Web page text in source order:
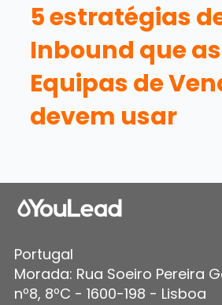
5 estratégias
Inbound que as
Equipas de
devem usar
Portugal
Morada: Rua Soeiro Pereira
nº8, 8ºC - 1600-198 - Lisboa